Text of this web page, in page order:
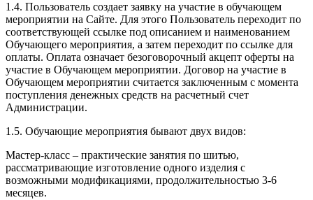
1.4. Пользователь создает заявку на участие в обучающем
мероприятии на Сайте. Для этого Пользователь переходит по
соответствующей ссылке под описанием и наименованием
Обучающего мероприятия, а затем переходит по ссылке для
оплаты. Оплата означает безоговорочный акцепт оферты на
участие в Обучающем мероприятии. Договор на участие в
Обучающем мероприятии считается заключенным с момента
поступления денежных средств на расчетный счет
Администрации.
1.5. Обучающие мероприятия бывают двух видов:
Мастер-класс – практические занятия по шитью,
рассматривающие изготовление одного изделия с
возможными модификациями, продолжительностью 3-6
месяцев.